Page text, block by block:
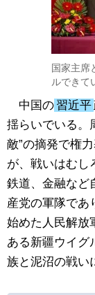
国家主席
ルできて
中国の 習近平
揺らいでいる。
敵”の摘発で権
が、戦いはむし
鉄道、金融など
産党の軍隊であ
始めた人民解放
ある新疆ウイグ
族と泥沼の戦い